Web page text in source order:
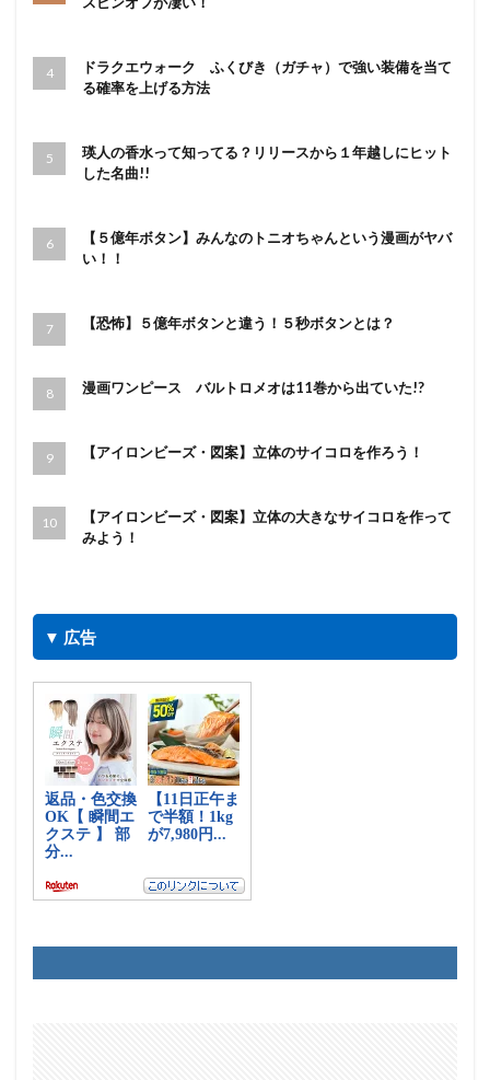
ドラクエウォーク ふくびき（ガチャ）で強い装備を当て
る確率を上げる方法
瑛人の香水って知ってる？リリースから１年越しにヒット
した名曲!!
【５億年ボタン】みんなのトニオちゃんという漫画がヤバ
い！！
【恐怖】５億年ボタンと違う！５秒ボタンとは？
漫画ワンピース バルトロメオは11巻から出ていた!?
【アイロンビーズ・図案】立体のサイコロを作ろう！
【アイロンビーズ・図案】立体の大きなサイコロを作って
みよう！
▼ 広告